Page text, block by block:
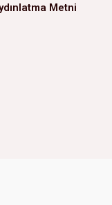
Metni